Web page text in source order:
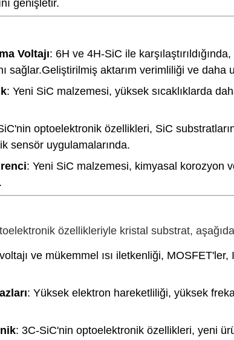
genişletir.
Voltajı: 6H ve 4H-SiC ile
sağlar.Geliştirilmiş aktarım verimliliği ve daha
: Yeni SiC malzemesi, yüksek sıcaklıklarda
optoelektronik özellikleri, SiC
sensör uygulamalarında.
: Yeni SiC malzemesi, kimyasal korozyon
özellikleriyle kristal substrat,
ve mükemmel ısı iletkenliği,
: Yüksek elektron hareketliliği, yüksek
: 3C-SiC'nin optoelektronik özellikleri, yeni